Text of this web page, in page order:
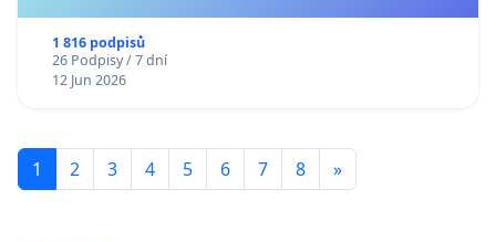
1 816 podpisů
26 Podpisy / 7 dní
12 Jun 2026
1 2 3 4 5 6 7 8 »